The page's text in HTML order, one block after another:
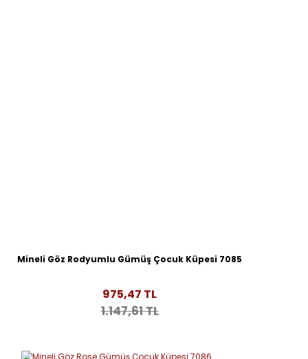
Mineli Göz Rodyumlu Gümüş Çocuk Küpesi 7085
975,47 TL
1.147,61 TL